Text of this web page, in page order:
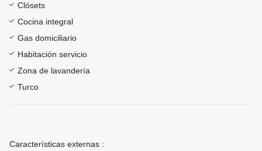
Clósets
Cocina integral
Gas domiciliario
Habitación servicio
Zona de lavandería
Turco
Características externas :